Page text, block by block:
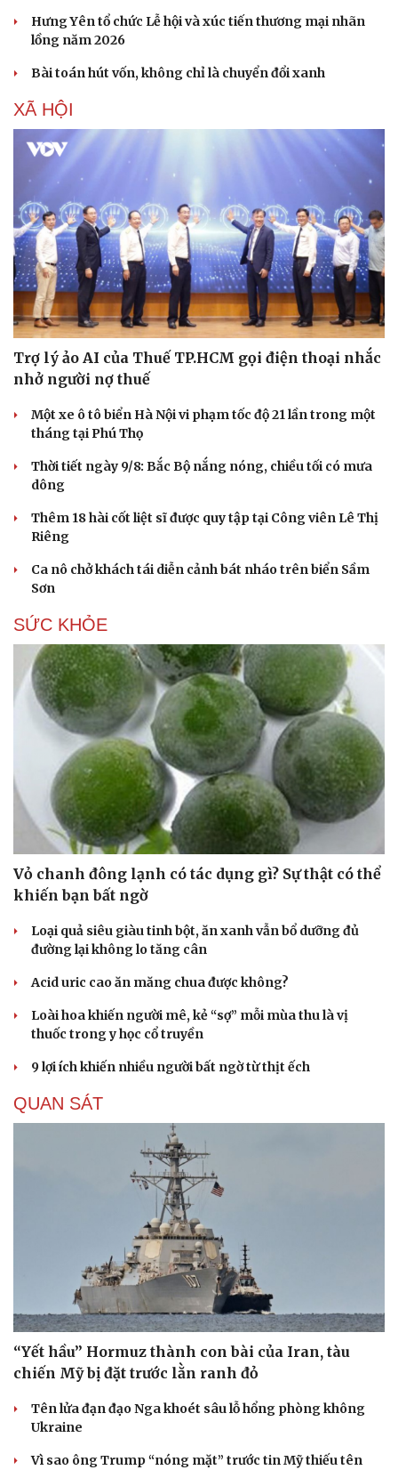
Du lịch
Tư vấn
Săn Tour
Câu chuyện thời sự
Hưng Yên tổ chức Lễ hội và xúc tiến thương mại nhãn
lồng năm 2026
Bài toán hút vốn, không chỉ là chuyển đổi xanh
XÃ HỘI
Trợ lý ảo AI của Thuế TP.HCM gọi điện thoại nhắc
nhở người nợ thuế
Một xe ô tô biển Hà Nội vi phạm tốc độ 21 lần trong một
tháng tại Phú Thọ
Thời tiết ngày 9/8: Bắc Bộ nắng nóng, chiều tối có mưa
dông
Thêm 18 hài cốt liệt sĩ được quy tập tại Công viên Lê Thị
Riêng
Ca nô chở khách tái diễn cảnh bát nháo trên biển Sầm
Sơn
SỨC KHỎE
Vỏ chanh đông lạnh có tác dụng gì? Sự thật có thể
khiến bạn bất ngờ
Loại quả siêu giàu tinh bột, ăn xanh vẫn bổ dưỡng đủ
đường lại không lo tăng cân
Acid uric cao ăn măng chua được không?
Loài hoa khiến người mê, kẻ “sợ” mỗi mùa thu là vị
thuốc trong y học cổ truyền
9 lợi ích khiến nhiều người bất ngờ từ thịt ếch
QUAN SÁT
“Yết hầu” Hormuz thành con bài của Iran, tàu
chiến Mỹ bị đặt trước lằn ranh đỏ
Tên lửa đạn đạo Nga khoét sâu lỗ hổng phòng không
Ukraine
Vì sao ông Trump “nóng mặt” trước tin Mỹ thiếu tên